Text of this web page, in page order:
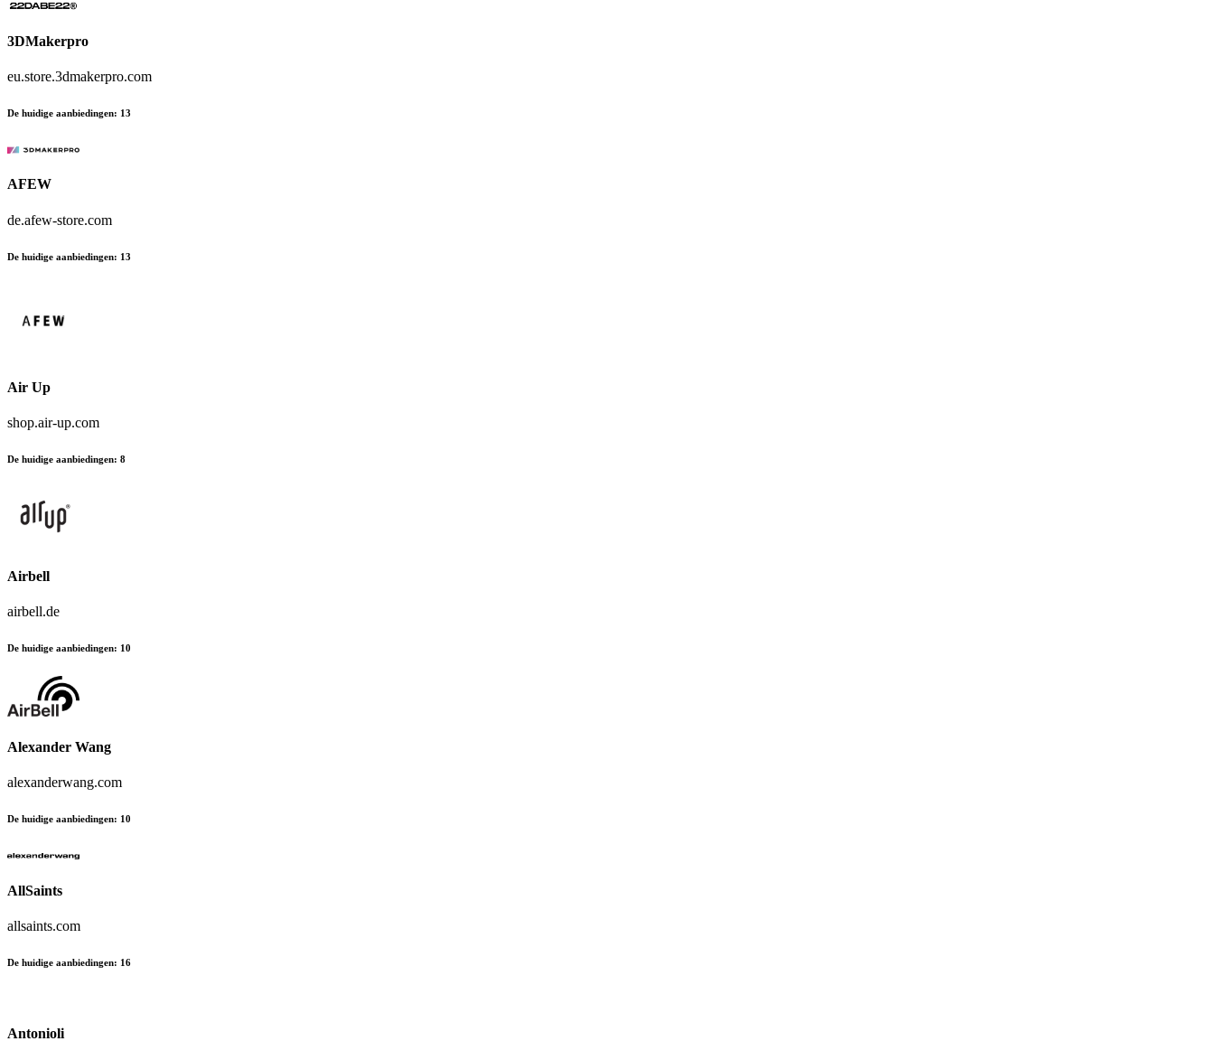
3DMakerpro
eu.store.3dmakerpro.com
De huidige aanbiedingen: 13
AFEW
de.afew-store.com
De huidige aanbiedingen: 13
Air Up
shop.air-up.com
De huidige aanbiedingen: 8
Airbell
airbell.de
De huidige aanbiedingen: 10
Alexander Wang
alexanderwang.com
De huidige aanbiedingen: 10
AllSaints
allsaints.com
De huidige aanbiedingen: 16
Antonioli